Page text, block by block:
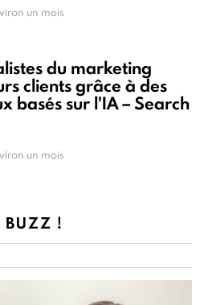
un mois
du marketing
clients grâce à des
basés sur l'IA – Search
un mois
BUZZ !